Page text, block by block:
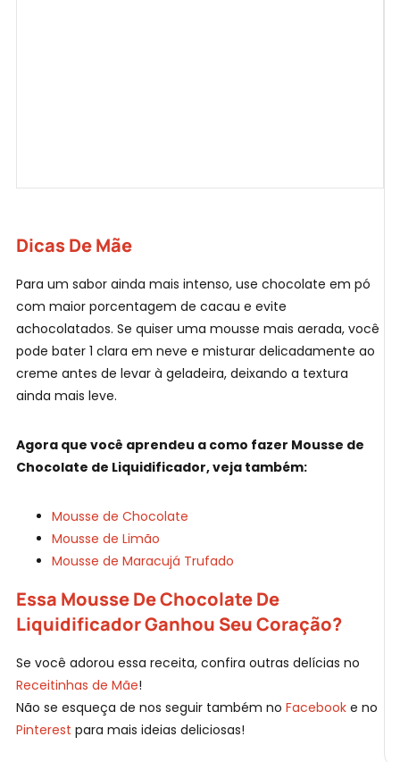
Dicas De Mãe
Para um sabor ainda mais intenso, use chocolate em pó
com maior porcentagem de cacau e evite
achocolatados. Se quiser uma mousse mais aerada, você
pode bater 1 clara em neve e misturar delicadamente ao
creme antes de levar à geladeira, deixando a textura
ainda mais leve.
Agora que você aprendeu a como fazer Mousse de
Chocolate de Liquidificador, veja também:
Mousse de Chocolate
Mousse de Limão
Mousse de Maracujá Trufado
Essa Mousse De Chocolate De
Liquidificador Ganhou Seu Coração?
Se você adorou essa receita, confira outras delícias no
Receitinhas de Mãe!
Não se esqueça de nos seguir também no Facebook e no
Pinterest para mais ideias deliciosas!